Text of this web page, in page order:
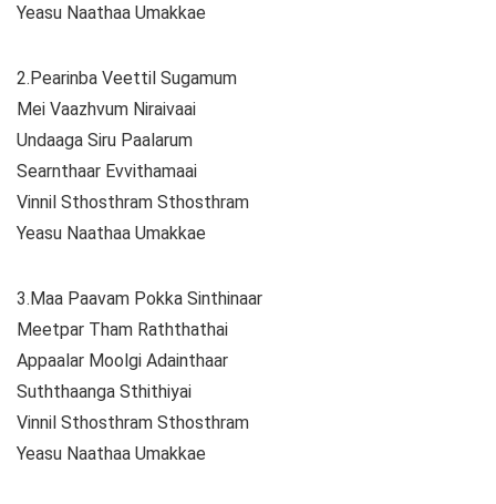
Yeasu Naathaa Umakkae
2.Pearinba Veettil Sugamum
Mei Vaazhvum Niraivaai
Undaaga Siru Paalarum
Searnthaar Evvithamaai
Vinnil Sthosthram Sthosthram
Yeasu Naathaa Umakkae
3.Maa Paavam Pokka Sinthinaar
Meetpar Tham Raththathai
Appaalar Moolgi Adainthaar
Suththaanga Sthithiyai
Vinnil Sthosthram Sthosthram
Yeasu Naathaa Umakkae